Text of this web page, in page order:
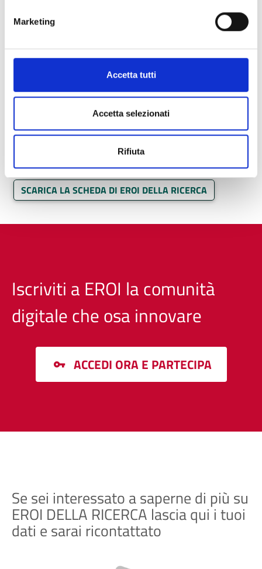
Marketing
Accetta tutti
Accetta selezionati
Rifiuta
- Potrai estendere il tuo network in modo
semplice, gratuito e non vincolante per nuove
SCARICA LA SCHEDA DI EROI DELLA RICERCA
Iscriviti a EROI la comunità
digitale che osa innovare
ACCEDI ORA E PARTECIPA
Se sei interessato a saperne di più su
EROI DELLA RICERCA lascia qui i tuoi
dati e sarai ricontattato